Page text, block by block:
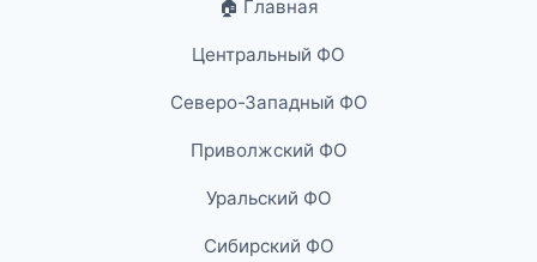
🏠 Главная
Центральный ФО
Северо-Западный ФО
Приволжский ФО
Уральский ФО
Сибирский ФО